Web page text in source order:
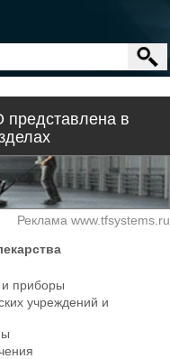
в
Реклама www.tfsystems.ru
приборы
учреждений и